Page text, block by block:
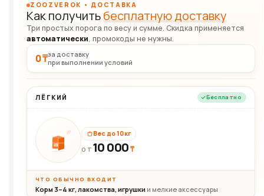
ZOOZVEROK • ДОСТАВКА
Как получитьбесплатную доставку
Три простых порога по весу и сумме. Скидка применяется
автоматически, промокоды не нужны.
0 ₸за доставку
при выполнении условий
ЛЁГКИЙ Бесплатно
10кг
Вес до 10 кг
ОТ 10 000₸
ЧТО ОБЫЧНО ВХОДИТ
Корм 3–4 кг, лакомства, игрушки и мелкие аксессуары